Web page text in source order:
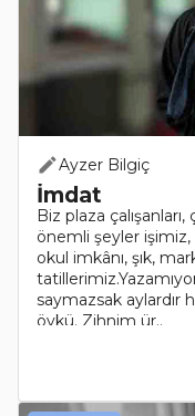
Ayzer Bilgiç
İmdat
Biz plaza
önemli şeyler işimiz,
okul imkânı, şık,
saymazsak aylardır
öykü. Zihnim ür..